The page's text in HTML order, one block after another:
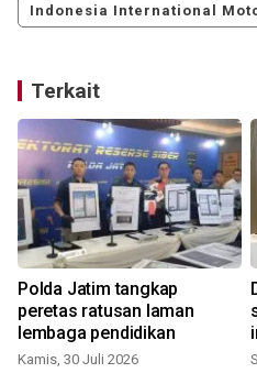
Indonesia International
Terkait
Polda Jatim tangkap
peretas ratusan laman
lembaga pendidikan
Kamis, 30 Juli 2026